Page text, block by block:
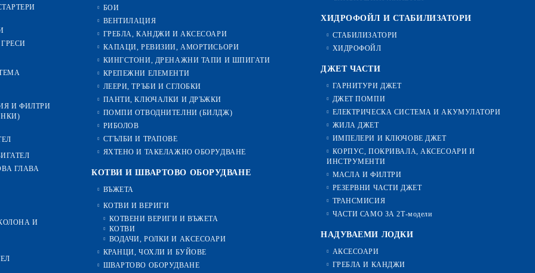
И ФИЛТРИ
ГЛАВА
И
БОИ
ВЕНТИЛАЦИЯ
ГРЕБЛА, КАНДЖИ И АКСЕСОАРИ
КАПАЦИ, РЕВИЗИИ, АМОРТИСЬОРИ
КИНГСТОНИ, ДРЕНАЖНИ ТАПИ И ШПИГАТИ
КРЕПЕЖНИ ЕЛЕМЕНТИ
ЛЕЕРИ, ТРЪБИ И СГЛОБКИ
ПАНТИ, КЛЮЧАЛКИ И ДРЪЖКИ
ПОМПИ ОТВОДНИТЕЛНИ (БИЛДЖ)
РИБОЛОВ
СТЪЛБИ И ТРАПОВЕ
ЯХТЕНО И ТАКЕЛАЖНО ОБОРУДВАНЕ
КОТВИ И ШВАРТОВО ОБОРУДВАНЕ
ВЪЖЕТА
КОТВИ И ВЕРИГИ
КОТВЕНИ ВЕРИГИ И ВЪЖЕТА
КОТВИ
ВОДАЧИ, РОЛКИ И АКСЕСОАРИ
КРАНЦИ, ЧОХЛИ И БУЙОВЕ
ШВАРТОВО ОБОРУДВАНЕ
ХИДРОФОЙЛ И СТАБИЛИЗАТОРИ
СТАБИЛИЗАТОРИ
ХИДРОФОЙЛ
ДЖЕТ ЧАСТИ
ГАРНИТУРИ ДЖЕТ
ДЖЕТ ПОМПИ
ЕЛЕКТРИЧЕСКА СИСТЕМА И АКУМУЛАТОРИ
ЖИЛА ДЖЕТ
ИМПЕЛЕРИ И КЛЮЧОВЕ ДЖЕТ
КОРПУС, ПОКРИВАЛА, АКСЕСОАРИ И
ИНСТРУМЕНТИ
МАСЛА И ФИЛТРИ
РЕЗЕРВНИ ЧАСТИ ДЖЕТ
ТРАНСМИСИЯ
ЧАСТИ САМО ЗА 2Т-модели
НАДУВАЕМИ ЛОДКИ
АКСЕСОАРИ
ГРЕБЛА И КАНДЖИ